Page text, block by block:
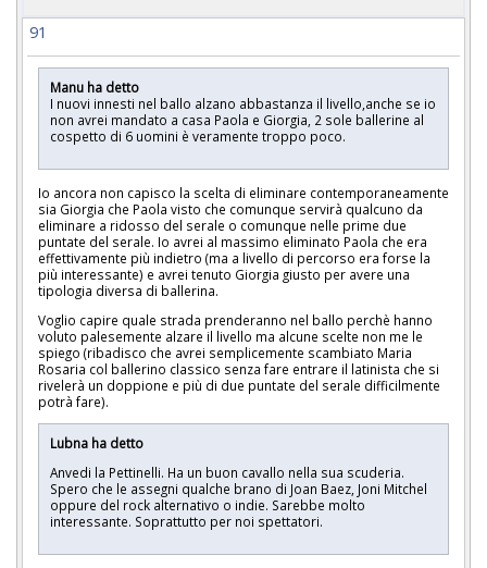
91
Manu ha detto
I nuovi innesti nel ballo alzano abbastanza il livello,anche se io
non avrei mandato a casa Paola e Giorgia, 2 sole ballerine al
cospetto di 6 uomini è veramente troppo poco.
Io ancora non capisco la scelta di eliminare contemporaneamente
sia Giorgia che Paola visto che comunque servirà qualcuno da
eliminare a ridosso del serale o comunque nelle prime due
puntate del serale. Io avrei al massimo eliminato Paola che era
effettivamente più indietro (ma a livello di percorso era forse la
più interessante) e avrei tenuto Giorgia giusto per avere una
tipologia diversa di ballerina.
Voglio capire quale strada prenderanno nel ballo perchè hanno
voluto palesemente alzare il livello ma alcune scelte non me le
spiego (ribadisco che avrei semplicemente scambiato Maria
Rosaria col ballerino classico senza fare entrare il latinista che si
rivelerà un doppione e più di due puntate del serale difficilmente
potrà fare).
Lubna ha detto
Anvedi la Pettinelli. Ha un buon cavallo nella sua scuderia.
Spero che le assegni qualche brano di Joan Baez, Joni Mitchel
oppure del rock alternativo o indie. Sarebbe molto
interessante. Soprattutto per noi spettatori.